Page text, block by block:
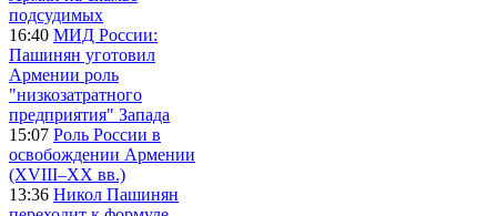
подсудимых
16:40 МИД России:
Пашинян уготовил
Армении роль
"низкозатратного
предприятия" Запада
15:07 Роль России в
освобождении Армении
(XVIII–XX вв.)
13:36 Никол Пашинян